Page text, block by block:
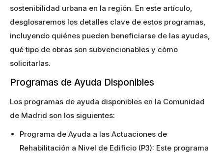
sostenibilidad urbana en la región. En este artículo,
desglosaremos los detalles clave de estos programas,
incluyendo quiénes pueden beneficiarse de las ayudas,
qué tipo de obras son subvencionables y cómo
solicitarlas.
Programas de Ayuda Disponibles
Los programas de ayuda disponibles en la Comunidad
de Madrid son los siguientes:
Programa de Ayuda a las Actuaciones de
Rehabilitación a Nivel de Edificio (P3): Este programa